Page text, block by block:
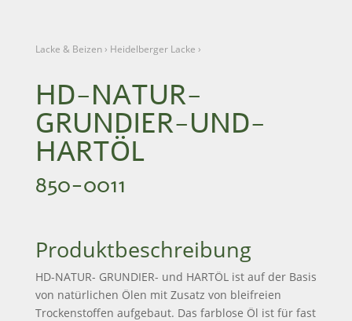
Lacke & Beizen› Heidelberger Lacke ›
HD-NATUR-
GRUNDIER-UND-
HARTÖL
850-0011
Produktbeschreibung
HD-NATUR- GRUNDIER- und HARTÖL ist auf der Basis
von natürlichen Ölen mit Zusatz von bleifreien
Trockenstoffen aufgebaut. Das farblose Öl ist für fast